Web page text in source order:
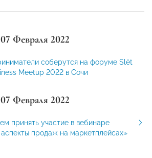
07 Февраля 2022
соберутся на форуме Slёt
Meetup 2022 в Сочи
07 Февраля 2022
принять участие в вебинаре
продаж на маркетплейсах»